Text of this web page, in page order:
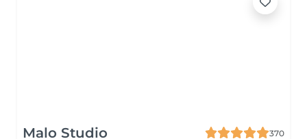
Malo Studio
370